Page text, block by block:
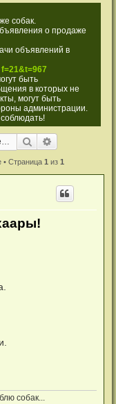
собак.
о продаже
объявлений в
быть
в которых не
могут быть
администрации.
Поиск
• Страница 1 из 1
собак...